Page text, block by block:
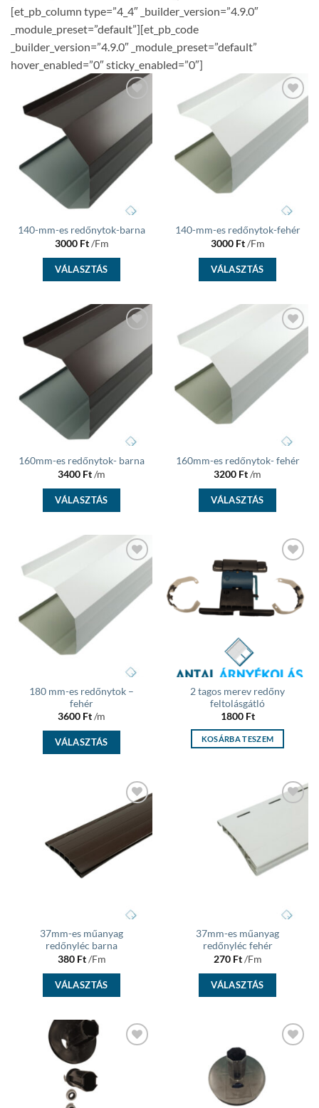
[et_pb_column type=”4_4″ _builder_version=”4.9.0″
_module_preset=”default”][et_pb_code
_builder_version=”4.9.0″ _module_preset=”default”
hover_enabled=”0″ sticky_enabled=”0″]
wishlist
140-mm-es redőnytok-barna
3000 Ft/Fm
VÁLASZTÁS
Add to
wishlist
140-mm-es redőnytok-fehér
3000 Ft/Fm
VÁLASZTÁS
wishlist
160mm-es redőnytok- barna
3400 Ft/m
VÁLASZTÁS
Add to
wishlist
160mm-es redőnytok- fehér
3200 Ft/m
VÁLASZTÁS
Add to
wishlist
180 mm-es redőnytok –
fehér
3600 Ft/m
VÁLASZTÁS
wishlist
2 tagos merev redőny
feltolásgátló
1800 Ft
KOSÁRBA TESZEM
Add to
37mm-es műanyag
redőnyléc barna
380 Ft/Fm
VÁLASZTÁS
37mm-es műanyag
redőnyléc fehér
270 Ft/Fm
VÁLASZTÁS